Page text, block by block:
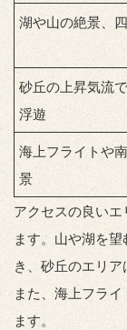
湖や山の絶景、
砂丘の上昇気流
浮遊
海上フライトや
景
アクセスの良い
ます。山や湖を
き、砂丘のエリア
また、海上フラ
ます。